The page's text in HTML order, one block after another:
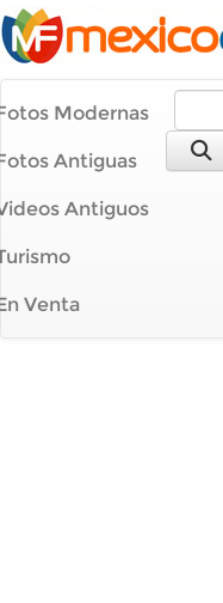
Modernas
Antiguas
Antiguos
Venta